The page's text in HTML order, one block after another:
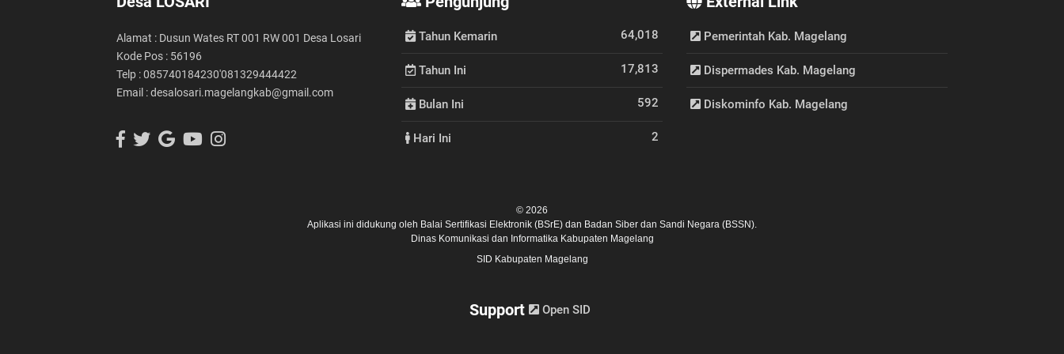
Alamat : Dusun Wates RT 001 RW 001 Desa Losari
Kode Pos : 56196
Telp : 085740184230'081329444422
Email : desalosari.magelangkab@gmail.com
Tahun Kemarin 64,018
Tahun Ini 17,813
Bulan Ini 592
Hari Ini 2
Pemerintah Kab. Magelang
Dispermades Kab. Magelang
Diskominfo Kab. Magelang
© 2026
Aplikasi ini didukung oleh Balai Sertifikasi Elektronik (BSrE) dan Badan Siber dan Sandi Negara (BSSN).
Dinas Komunikasi dan Informatika Kabupaten Magelang
SID Kabupaten Magelang
Support Open SID